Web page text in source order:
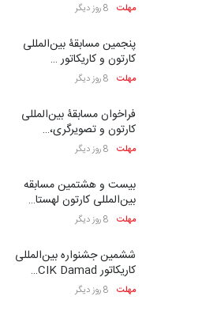
مهلت 8 روز دیگر
پنجمین مسابقۀ بین‌المللی
کارتون و کاریکاتور …
مهلت 8 روز دیگر
فراخوان مسابقۀ بین‌المللی
کارتون و تصویرگری،…
مهلت 8 روز دیگر
بیست و هشتمین مسابقه
بین‌المللی کارتون لهستا…
مهلت 8 روز دیگر
ششمین جشنواره بین‌المللی
کاریکاتور CIK Damad…
مهلت 8 روز دیگر